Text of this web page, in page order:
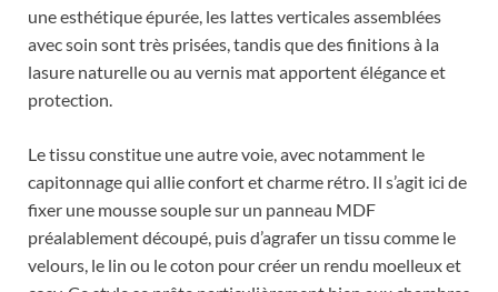
une esthétique épurée, les lattes verticales assemblées
avec soin sont très prisées, tandis que des finitions à la
lasure naturelle ou au vernis mat apportent élégance et
protection.
Le tissu constitue une autre voie, avec notamment le
capitonnage qui allie confort et charme rétro. Il s’agit ici de
fixer une mousse souple sur un panneau MDF
préalablement découpé, puis d’agrafer un tissu comme le
velours, le lin ou le coton pour créer un rendu moelleux et